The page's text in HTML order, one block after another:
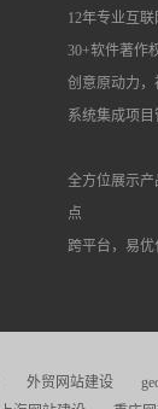
12年专业互
30+软件著作
创意原动力，
系统集成项目
全方位展示
点
跨平台，易优
外贸网站建设